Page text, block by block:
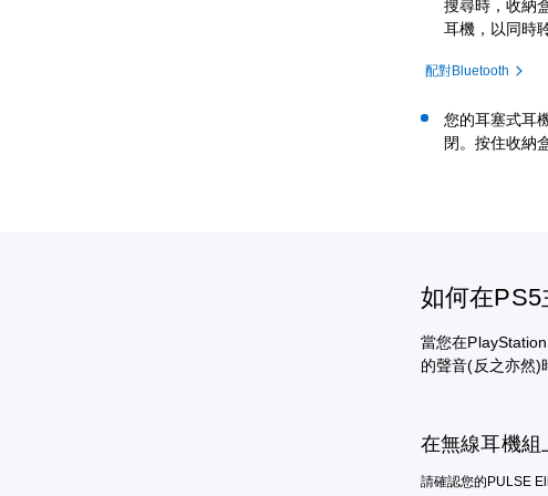
搜尋時，收納
耳機，以同時
配對Bluetooth
您的耳塞式耳
閉。按住收納
如何在
當您在
的聲音(反之亦然)
在無線耳機組
請確認您的PULSE